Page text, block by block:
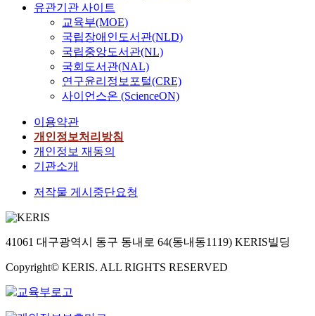
유관기관 사이트
교육부(MOE)
국립장애인도서관(NLD)
국립중앙도서관(NL)
국회도서관(NAL)
연구윤리정보포털(CRE)
사이언스온 (ScienceON)
이용약관
개인정보처리방침
개인정보 재동의
기관소개
저작물 게시중단요청
41061 대구광역시 동구 동내로 64(동내동1119) KERIS빌딩
Copyright© KERIS. ALL RIGHTS RESERVED